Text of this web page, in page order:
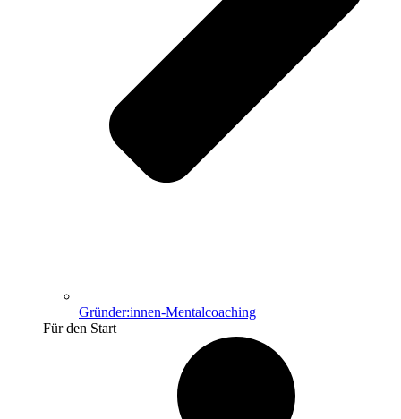
Gründer:innen-Mentalcoaching
Für den Start